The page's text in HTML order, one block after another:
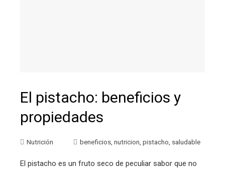
El pistacho: beneficios y
propiedades
Nutrición beneficios, nutricion, pistacho, saludable
El pistacho es un fruto seco de peculiar sabor que no